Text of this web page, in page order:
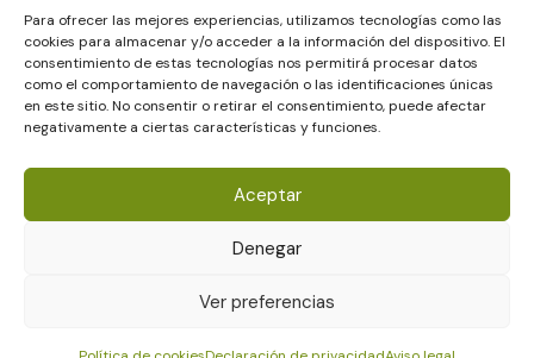
Para ofrecer las mejores experiencias, utilizamos tecnologías como las
cookies para almacenar y/o acceder a la información del dispositivo. El
consentimiento de estas tecnologías nos permitirá procesar datos
como el comportamiento de navegación o las identificaciones únicas
en este sitio. No consentir o retirar el consentimiento, puede afectar
negativamente a ciertas características y funciones.
Aceptar
Denegar
Ver preferencias